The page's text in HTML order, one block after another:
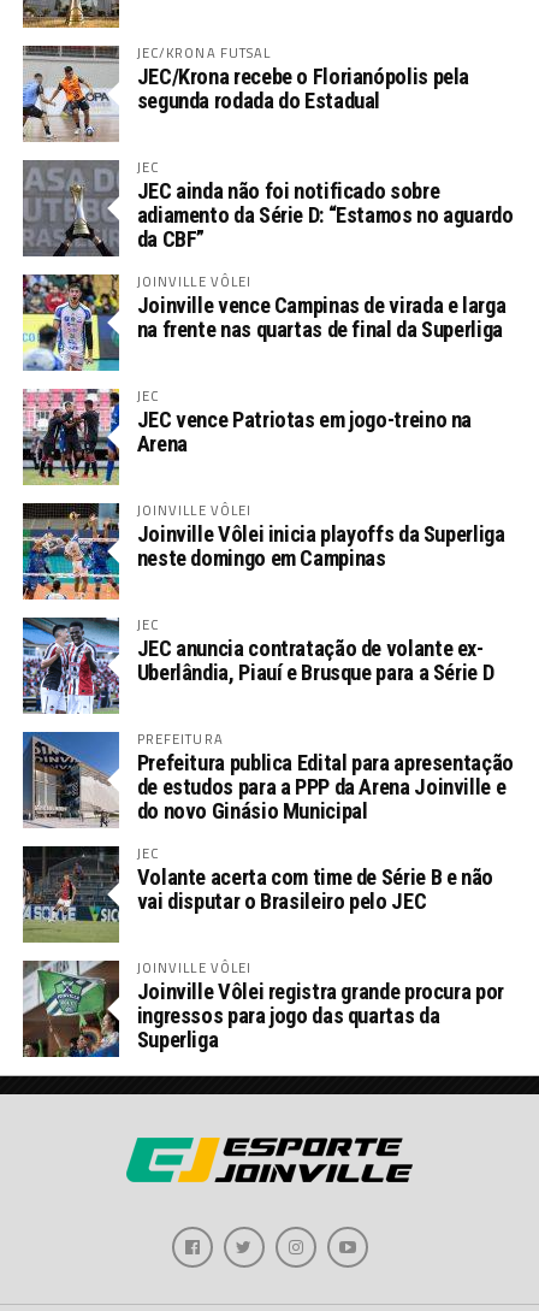
JEC/KRONA FUTSAL
JEC/Krona recebe o Florianópolis pela
segunda rodada do Estadual
JEC
JEC ainda não foi notificado sobre
adiamento da Série D: “Estamos no aguardo
da CBF”
JOINVILLE VÔLEI
Joinville vence Campinas de virada e larga
na frente nas quartas de final da Superliga
JEC
JEC vence Patriotas em jogo-treino na
Arena
JOINVILLE VÔLEI
Joinville Vôlei inicia playoffs da Superliga
neste domingo em Campinas
JEC
JEC anuncia contratação de volante ex-
Uberlândia, Piauí e Brusque para a Série D
PREFEITURA
Prefeitura publica Edital para apresentação
de estudos para a PPP da Arena Joinville e
do novo Ginásio Municipal
JEC
Volante acerta com time de Série B e não
vai disputar o Brasileiro pelo JEC
JOINVILLE VÔLEI
Joinville Vôlei registra grande procura por
ingressos para jogo das quartas da
Superliga